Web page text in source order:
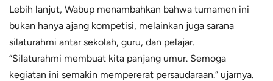
Lebih lanjut, Wabup menambahkan bahwa turnamen ini
bukan hanya ajang kompetisi, melainkan juga sarana
silaturahmi antar sekolah, guru, dan pelajar.
“Silaturahmi membuat kita panjang umur. Semoga
kegiatan ini semakin mempererat persaudaraan.” ujarnya.